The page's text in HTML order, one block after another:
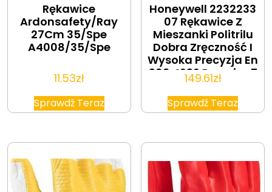
Rękawice
Ardonsafety/Ray
27Cm 35/Spe
A4008/35/Spe
11.53zł
Sprawdź Teraz
Honeywell 2232233
07 Rękawice Z
Mieszanki Politrilu
Dobra Zręczność I
Wysoka Precyzja En
388 4232 Rozmiar 7
(Opakowanie 10 Par)
149.61zł
Sprawdź Teraz